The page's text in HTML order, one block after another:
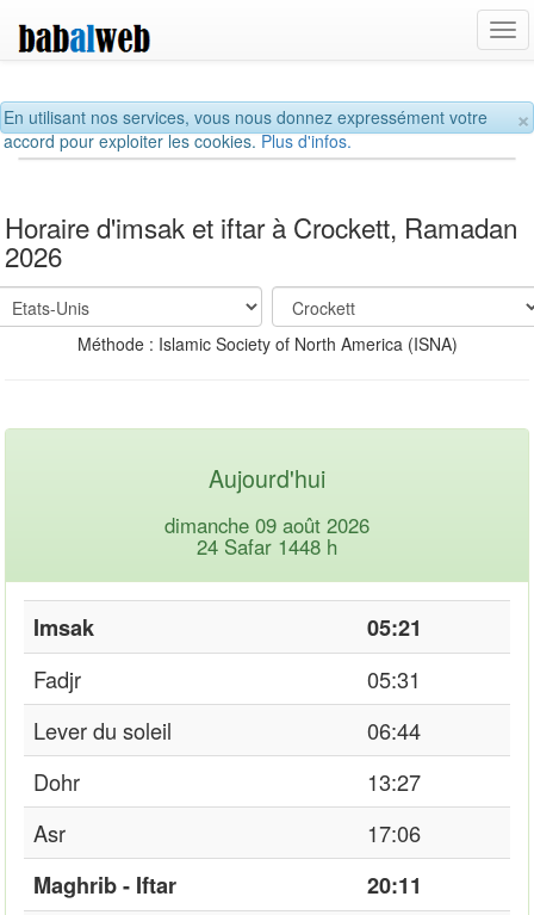
×
En utilisant nos services, vous nous donnez expressément votre
accord pour exploiter les cookies.Plus d'infos.
Horaire d'imsak et iftar à Crockett, Ramadan
2026
Méthode : Islamic Society of North America (ISNA)
Aujourd'hui
dimanche 09 août 2026
24 Safar 1448 h
Imsak
05:21
Fadjr
05:31
Lever du soleil
06:44
Dohr
13:27
Asr
17:06
Maghrib - Iftar
20:11